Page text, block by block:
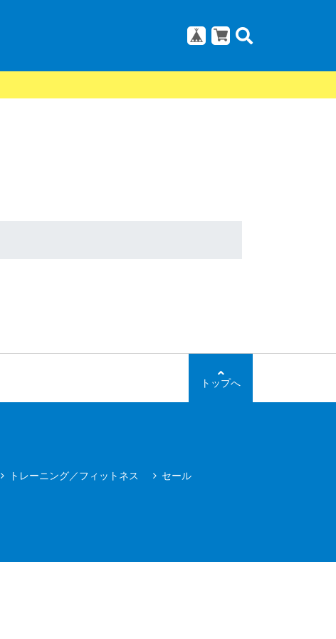
トップへ
トレーニング／フィットネス セール